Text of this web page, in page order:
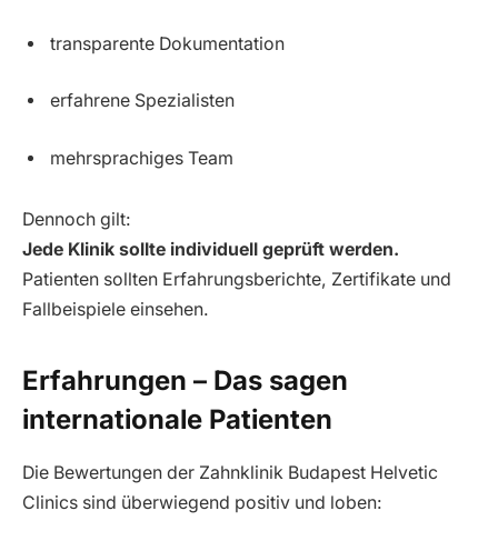
transparente Dokumentation
erfahrene Spezialisten
mehrsprachiges Team
Dennoch gilt:
Jede Klinik sollte individuell geprüft werden.
Patienten sollten Erfahrungsberichte, Zertifikate und
Fallbeispiele einsehen.
Erfahrungen – Das sagen
internationale Patienten
Die Bewertungen der Zahnklinik Budapest Helvetic
Clinics sind überwiegend positiv und loben: